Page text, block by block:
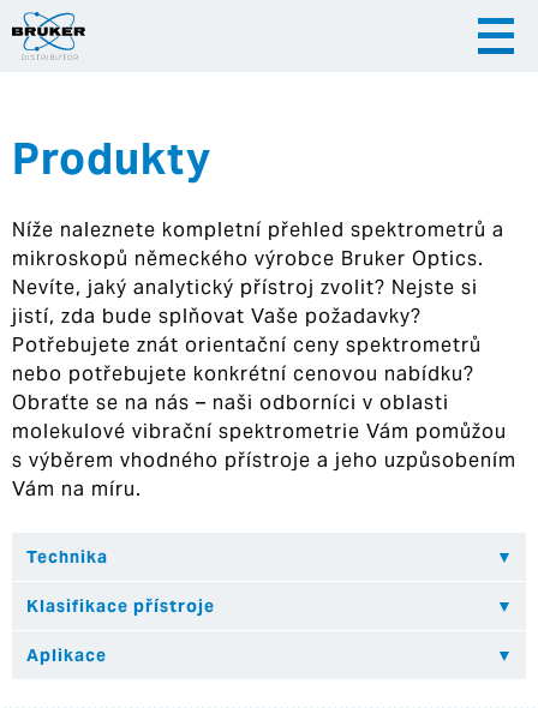
|
Hrvatska
Produkty
Níže naleznete kompletní přehled spektrometrů a
mikroskopů německého výrobce Bruker Optics.
Nevíte, jaký analytický přístroj zvolit? Nejste si
jistí, zda bude splňovat Vaše požadavky?
Potřebujete znát orientační ceny spektrometrů
nebo potřebujete konkrétní cenovou nabídku?
Obraťte se na nás – naši odborníci v oblasti
molekulové vibrační spektrometrie Vám pomůžou
s výběrem vhodného přístroje a jeho uzpůsobením
Vám na míru.